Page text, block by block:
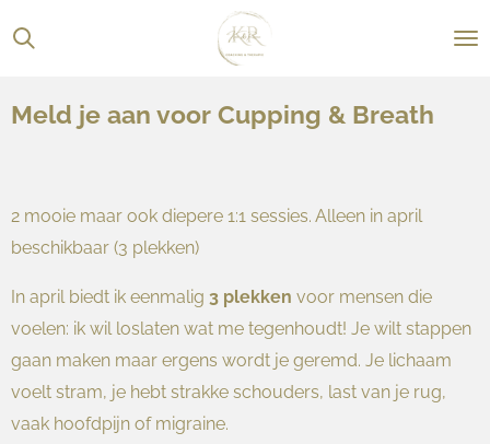
Ga
de
Meld je aan voor Cupping & Breath
2 mooie maar ook diepere 1:1 sessies. Alleen in april
beschikbaar (3 plekken)
In april biedt ik eenmalig 3 plekken voor mensen die
voelen: ik wil loslaten wat me tegenhoudt! Je wilt stappen
gaan maken maar ergens wordt je geremd. Je lichaam
voelt stram, je hebt strakke schouders, last van je rug,
vaak hoofdpijn of migraine.